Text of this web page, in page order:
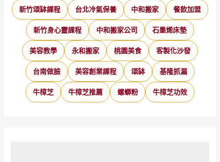
新竹頌缽課程 台北冷氣保養 中和搬家 餐飲加盟
新竹身心靈課程 中和搬家公司 石墨烯床墊
美容教學 永和搬家 桃園美食 客製化沙發
台南做臉 美容創業課程 頌缽 基隆抓漏
牛樟芝 牛樟芝推薦 螺螄粉 牛樟芝功效